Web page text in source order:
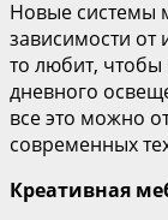
Новые системы
зависимости от
то любит, чтобы
дневного
все это можно
современных
Креативная